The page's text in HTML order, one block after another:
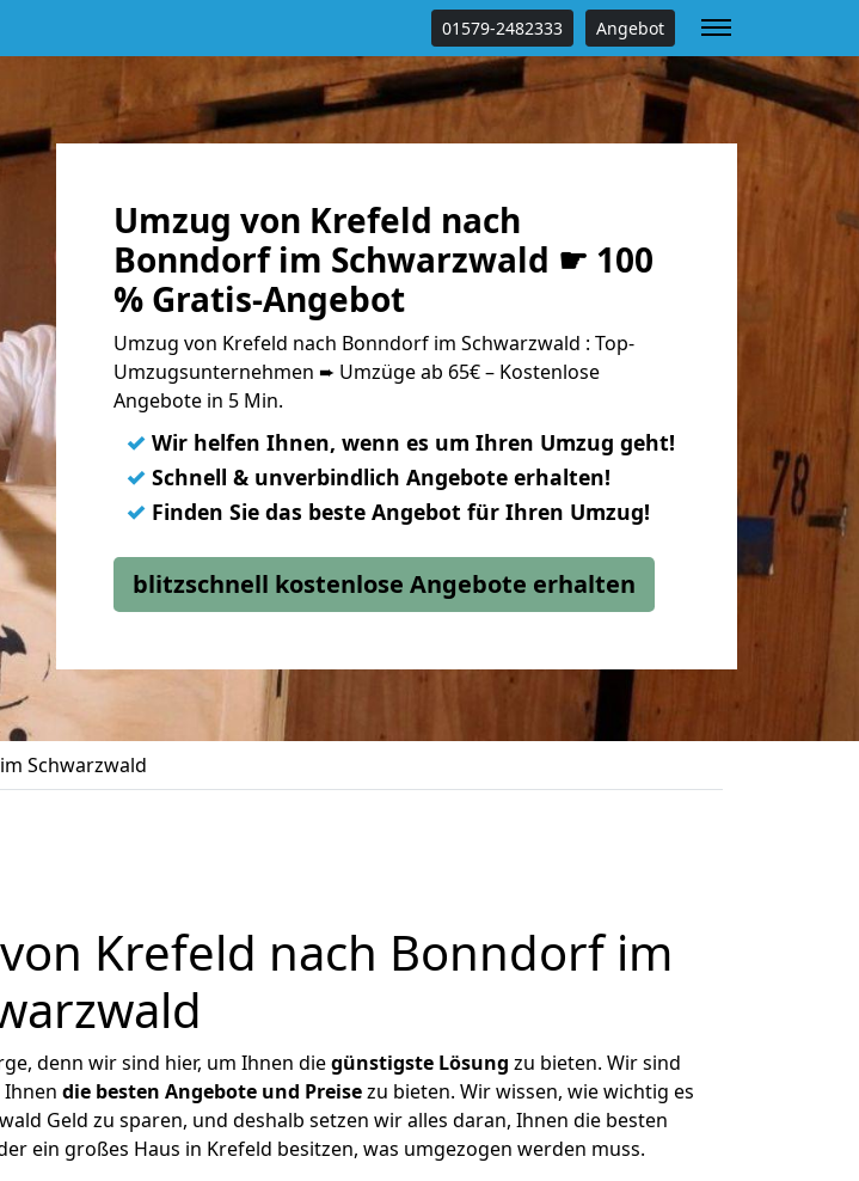
01579-2482333 Angebot
Umzug von Krefeld nach
Bonndorf im Schwarzwald ☛ 100
% Gratis-Angebot
Umzug von Krefeld nach Bonndorf im Schwarzwald : Top-
Umzugsunternehmen ➨ Umzüge ab 65€ – Kostenlose
Angebote in 5 Min.
✓ Wir helfen Ihnen, wenn es um Ihren Umzug geht!
✓ Schnell & unverbindlich Angebote erhalten!
✓ Finden Sie das beste Angebot für Ihren Umzug!
blitzschnell kostenlose Angebote erhalten
Schwarzwald
Krefeld nach Bonndorf im
denn wir sind hier, um Ihnen diegünstigste Lösung zu bieten. Wir sind
die besten Angebote und Preisezu bieten. Wir wissen, wie wichtig es
Geld zu sparen, und deshalb setzen wir alles daran, Ihnen die besten
ein großes Haus in Krefeld besitzen, was umgezogen werden muss.